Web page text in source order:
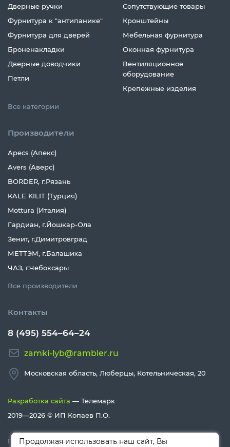
Дверные ручки
Фурнитура к "антипанике"
Фурнитура для дверей
Броненакладки
Дверные доводчики
Петли
Сопутствующие товары
Кронштейны
Мебельная фурнитура
Оконная фурнитура
Вентиляционное
оборудование
Крепежные изделия
Все категории
Производители
Apecs (Апекс)
Avers (Аверс)
BORDER, г.Рязань
KALE KILIT (Турция)
Mottura (Италия)
Гардиан, г.Йошкар-Ола
Зенит, г.Димитровград
МЕТТЭМ, г.Балашиха
ЧАЗ, г.Чебоксары
Все производители
Контакты
8 (495) 554–64–24
zamki-lyb@rambler.ru
Московская область, Люберцы, Котельническая, 20
Разработка сайта — Телемарк
2019—2026 © ИП Копаев П.О.
Политика конфиденциальности
Продолжая использовать наш сайт, Вы